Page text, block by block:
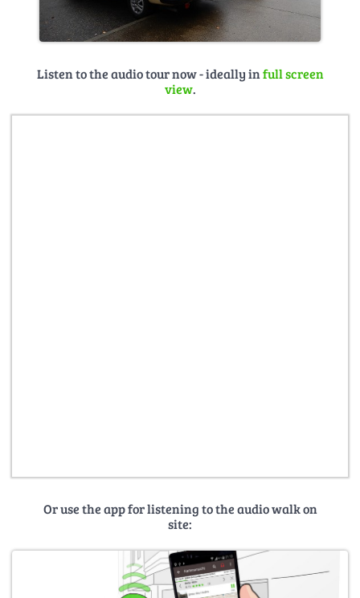
Listen to the audio tour now - ideally infull screen
view.
Or use the app for listening to the audio walk on
site: